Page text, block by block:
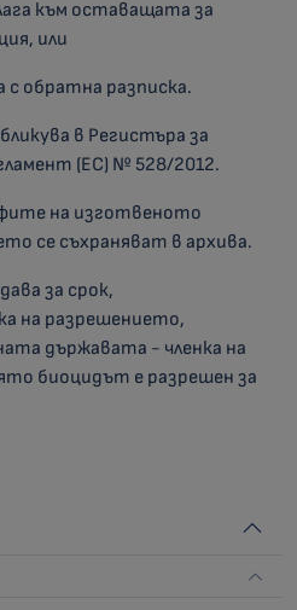
към оставащата за
или
обратна разписка.
в Регистъра за
(ЕС) № 528/2012.
на изготвеното
се съхраняват в архива.
за срок,
на разрешението,
държавата - членка на
биоцидът е разрешен за